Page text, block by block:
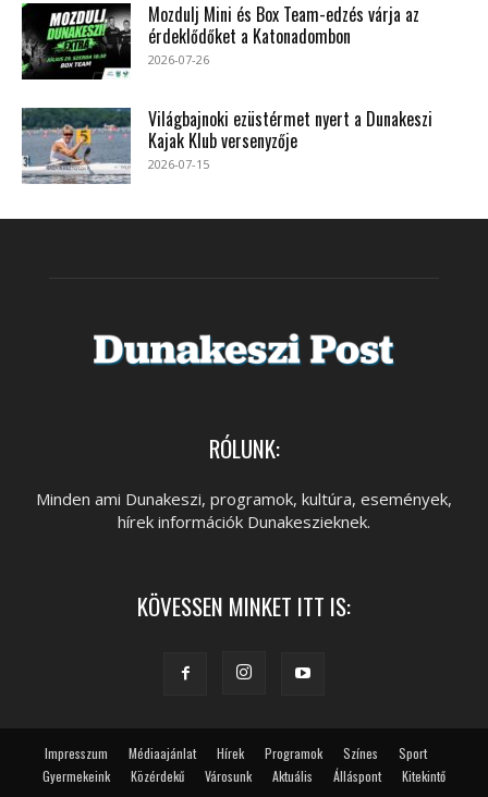
Mozdulj Mini és Box Team-edzés várja az
érdeklődőket a Katonadombon
2026-07-26
Világbajnoki ezüstérmet nyert a Dunakeszi
Kajak Klub versenyzője
2026-07-15
RÓLUNK:
Minden ami Dunakeszi, programok, kultúra, események,
hírek információk Dunakeszieknek.
KÖVESSEN MINKET ITT IS:
Impresszum Médiaajánlat Hírek Programok Színes
Sport
Gyermekeink
Közérdekű Városunk Aktuális Álláspont Kitekintő